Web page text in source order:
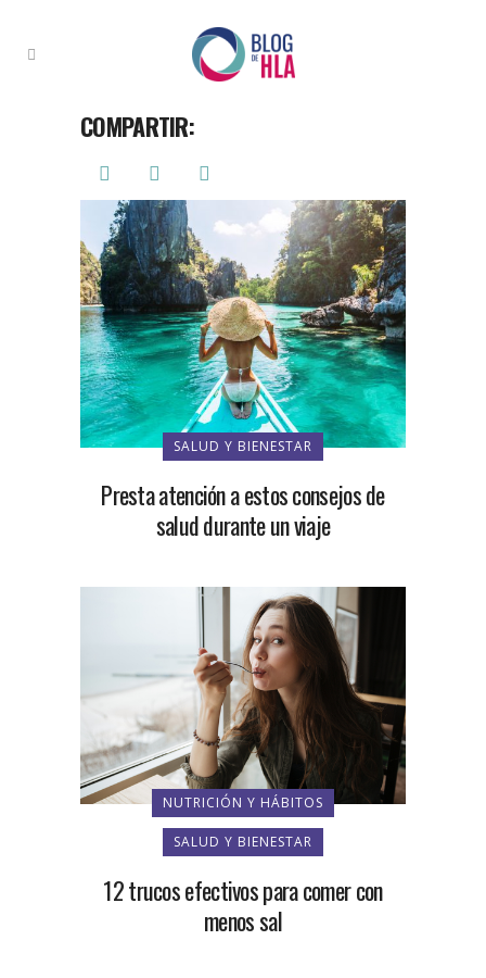
COMPARTIR:
SALUD Y BIENESTAR
Presta atención a estos consejos de
salud durante un viaje
NUTRICIÓN Y HÁBITOS
SALUD Y BIENESTAR
12 trucos efectivos para comer con
menos sal